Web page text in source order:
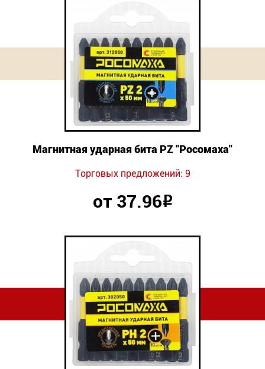
Новинки
Документация
Оформление заказа
Оплата и доставка
Магнитная ударная бита PZ "Росомаха"
Торговых предложений: 9
от 37.96Р